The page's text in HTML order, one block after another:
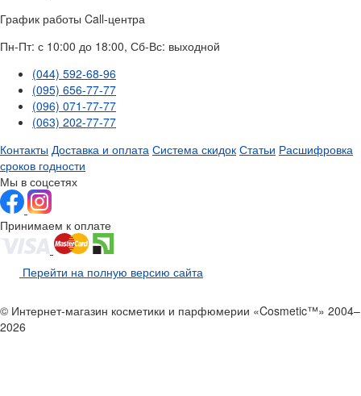
График работы Call-центра
Пн-Пт: с 10:00 до 18:00, Сб-Вс: выходной
(044) 592-68-96
(095) 656-77-77
(096) 071-77-77
(063) 202-77-77
Контакты Доставка и оплата Система скидок Статьи Расшифровка
сроков годности
Мы в соцсетях
Принимаем к оплате
Перейти на полную версию сайта
© Интернет-магазин косметики и парфюмерии «Cosmetic™» 2004–
2026